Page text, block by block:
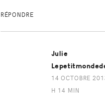
RÉPONDRE
Julie
14 OCTOBRE
H 14 MIN